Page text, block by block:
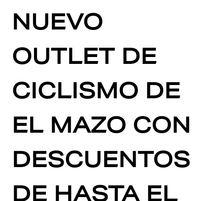
NUEVO
OUTLET DE
CICLISMO DE
EL MAZO CON
DESCUENTOS
DE HASTA EL